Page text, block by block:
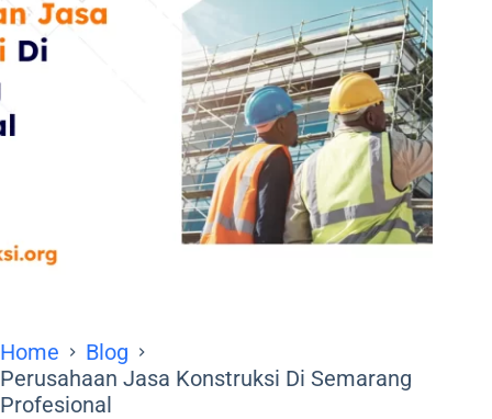
Home
Blog
Perusahaan Jasa Konstruksi Di Semarang
Profesional